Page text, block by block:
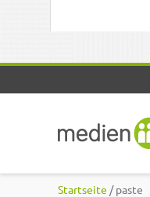
Startseite / paste